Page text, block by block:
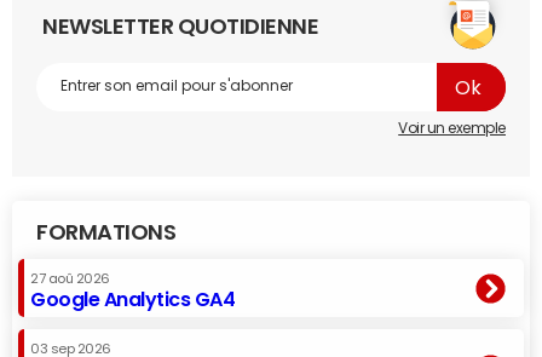
NEWSLETTER QUOTIDIENNE
Voir un exemple
FORMATIONS
27 aoû 2026
Google Analytics GA4
03 sep 2026